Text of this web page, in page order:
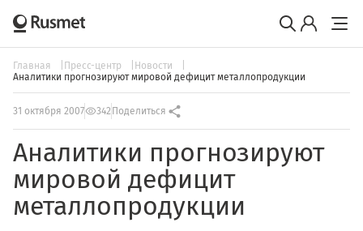
Главная Пресс-центр
Новости
Аналитики прогнозируют мировой дефицит металлопродукции
31 октября 2007 342 Поделиться
Аналитики прогнозируют
мировой дефицит
металлопродукции